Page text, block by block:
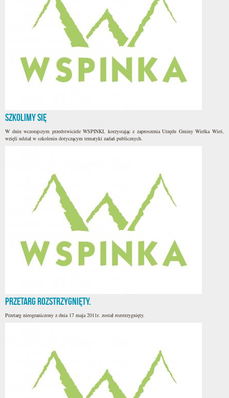
Szkolimy się
W dniu wczorajszym przedstwiciele WSPINKI, korzystając z zaproszenia Urzędu Gminy Wielka Wieś,
wzięli udział w szkoleniu dotyczącym tematyki zadań publicznych.
Przetarg rozstrzygnięty.
Przetarg nieograniczony z dnia 17 maja 2011r. został rozstrzygnięty.